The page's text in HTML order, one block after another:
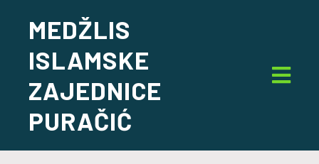
MEDŽLIS
ISLAMSKE
ZAJEDNICE
PURAČIĆ